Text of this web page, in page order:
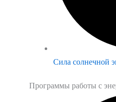
Сила солнечной
Программы работы с